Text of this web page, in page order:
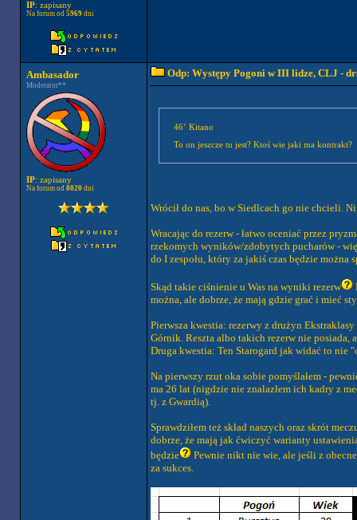
IP: zapisany
Na forum od 5969dni
Ambasador
Moderator**
IP: zapisany
Na forum od 8020dni
Odp: Występy Pogoni w III lidze, CLJ -
46’ Kitano
To on jeszcze tu jest? Ktoś wie jaki ma kontrakt?
Wrócił do nas, bo w Siedlcach go nie chcieli.
Wracając do rezerw - łatwo oceniać przez
rzekomych wyników/zdobytych pucharów -
do I zespołu, który za jakiś czas będzie można
Skąd takie ciśnienie u Was na wyniki rezerw
można, ale dobrze, że mają gdzie grać i mieć
Pierwsza kwestia: rezerwy z drużyn
Górnik. Reszta albo takich rezerw nie posiada,
Druga kwestia: Ten Starogard jak widać to nie
Na pierwszy rzut oka sobie pomyślałem -
ma 26 lat (nigdzie nie znalazłem ich kadry z
tj. z Gwardią).
Sprawdziłem też skład naszych oraz skrót
dobrze, że mają jak ćwiczyć warianty
będzie
Pewnie nikt nie wie, ale jeśli z
za sukces.